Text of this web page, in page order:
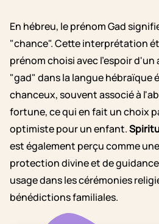
En hébreu, le prénom Gad
"chance". Cette interprétation
prénom choisi avec l'espoir d'un
"gad" dans la langue hébraïque
chanceux, souvent associé à
fortune, ce qui en fait un choix
optimiste pour un enfant.
est également perçu comme
protection divine et de
usage dans les cérémonies
bénédictions familiales.